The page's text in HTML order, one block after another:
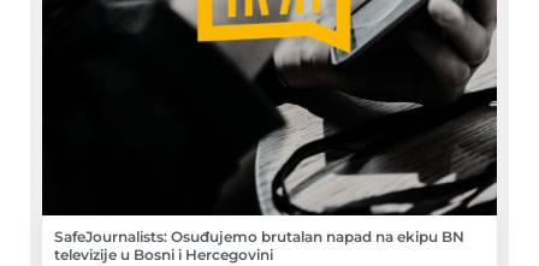
SafeJournalists: Osuđujemo brutalan napad na ekipu BN
televizije u Bosni i Hercegovini